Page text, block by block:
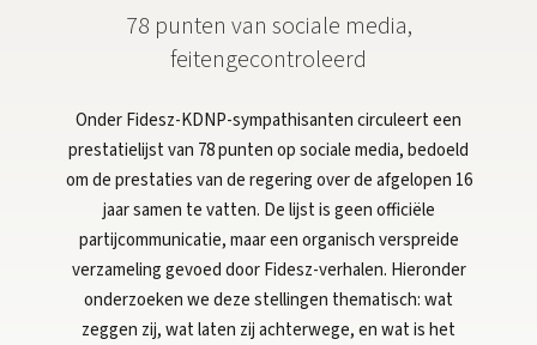
78 punten van sociale media,
feitengecontroleerd
Onder Fidesz-KDNP-sympathisanten circuleert een
prestatielijst van 78 punten op sociale media, bedoeld
om de prestaties van de regering over de afgelopen 16
jaar samen te vatten. De lijst is geen officiële
partijcommunicatie, maar een organisch verspreide
verzameling gevoed door Fidesz-verhalen. Hieronder
onderzoeken we deze stellingen thematisch: wat
zeggen zij, wat laten zij achterwege, en wat is het